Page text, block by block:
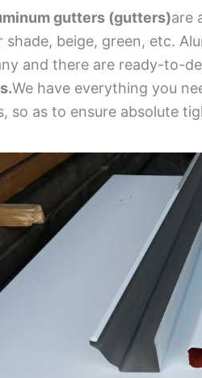
gutters (gutters)are
shade, beige, green, etc.
and there are ready-to-
We have everything you
so as to ensure absolute